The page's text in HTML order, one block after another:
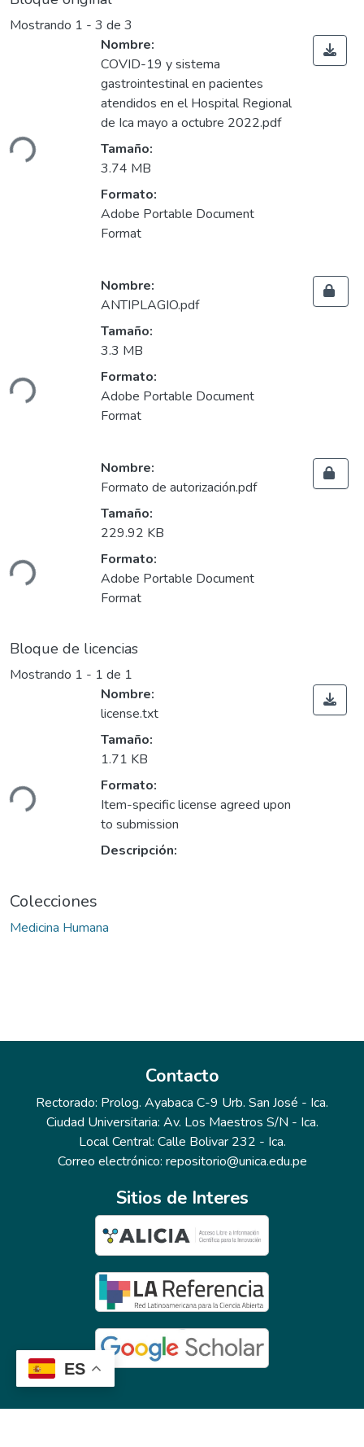
ES
Mostrando 1 - 3 de 3
Cargando...
Nombre:
COVID-19 y sistema
gastrointestinal en pacientes
atendidos en el Hospital Regional
de Ica mayo a octubre 2022.pdf
Tamaño:
3.74 MB
Formato:
Adobe Portable Document
Format
Cargando...
Nombre:
ANTIPLAGIO.pdf
Tamaño:
3.3 MB
Formato:
Adobe Portable Document
Format
Cargando...
Nombre:
Formato de autorización.pdf
Tamaño:
229.92 KB
Formato:
Adobe Portable Document
Format
Bloque de licencias
Mostrando 1 - 1 de 1
Cargando...
Nombre:
license.txt
Tamaño:
1.71 KB
Formato:
Item-specific license agreed upon
to submission
Descripción:
Colecciones
Medicina Humana
Contacto
Rectorado: Prolog. Ayabaca C-9 Urb. San José - Ica.
Ciudad Universitaria: Av. Los Maestros S/N - Ica.
Local Central: Calle Bolivar 232 - Ica.
Correo electrónico: repositorio@unica.edu.pe
Sitios de Interes